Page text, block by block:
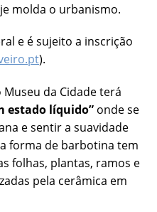
molda o urbanismo.
e é sujeito a inscrição
).
da Cidade terá
estado líquido” onde se
e sentir a suavidade
forma de barbotina tem
folhas, plantas, ramos e
pela cerâmica em